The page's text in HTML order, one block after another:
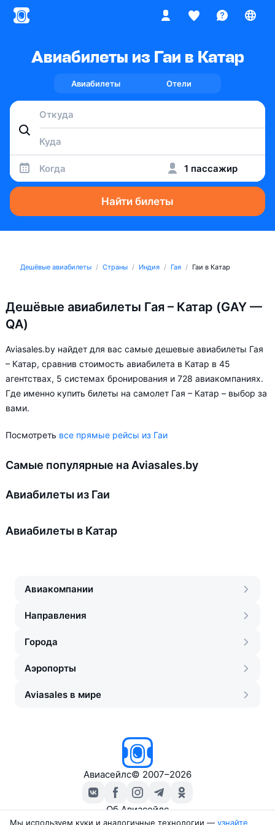
Авиабилеты из Гаи в Катар
Авиабилеты Отели
Когда 1 пассажир
Найти билеты
Дешёвые авиабилеты Страны Индия Гая Гаи в Катар
Дешёвые авиабилеты Гая – Катар (GAY —
QA)
Aviasales.by найдет для вас самые дешевые авиабилеты Гая
– Катар, сравнив стоимость авиабилета в Катар в 45
агентствах, 5 системах бронирования и 728 авиакомпаниях.
Где именно купить билеты на самолет Гая – Катар – выбор за
вами.
Посмотреть все прямые рейсы из Гаи
Самые популярные на Aviasales.by
Авиабилеты из Гаи
Авиабилеты в Катар
Авиакомпании
Направления
Города
Аэропорты
Aviasales в мире
Авиасейлс© 2007–2026
Об Авиасейлс
Пресс‑центр
Мы используем куки и аналогичные технологии — узнайте